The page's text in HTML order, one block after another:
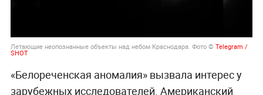
Летающие неопознанные объекты над небом Краснодара. Фото © Telegram /
SHOT
«Белореченская аномалия» вызвала интерес у
зарубежных исследователей. Американский